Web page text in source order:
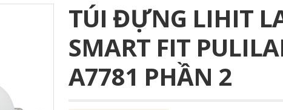
TÚI ĐỰNG LIHIT
SMART FIT
A7781 PHẦN 2